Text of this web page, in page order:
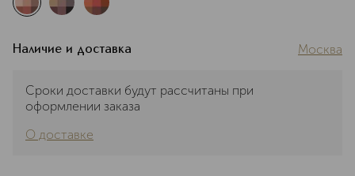
Наличие и доставка Москва
Сроки доставки будут рассчитаны при
оформлении заказа
О доставке